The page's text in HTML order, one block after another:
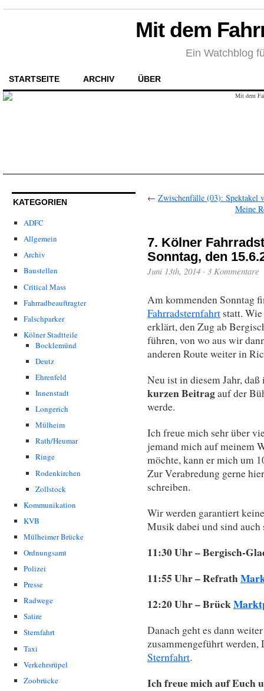
Mit dem
Ein Watchblog
STARTSEITE ARCHIV ÜBER
KATEGORIEN
ADFC
Allgemein
Archiv
Baustellen
Critical Mass
Fahrradbeauftragter
Falschparker
Kölner Stadtteile
Bocklemünd
Deutz
Ehrenfeld
Innenstadt
Longerich
Mülheim
Rath/Heumar
Ringe
Rodenkirchen
Zollstock
Kommunikation
KVB
Mülheimer Brücke
Ordnungsamt
Polizei
Presse
Radwege
Satire
Sternfahrt
Taxi
Verkehrsrüpel
Zoobrücke
← Zwischenfälle (03): Spektakel
Meine
7. Kölner
Sonntag, den
Juni 13th, 2014 · 3 Kommentare
Am kommenden Sonntag
Fahrradsternfahrt statt.
erklärt, den Zug ab
führen, von wo aus wir
anderen Route weiter in
Neu ist in diesem Jahr,
kurzen Beitragauf der
werde.
Ich freue mich sehr über
jemand mich auf meinem
möchte, kann er mich um
Zur Verabredung gerne
schreiben.
Wir werden garantiert
Musik dabei und sind
11:30 Uhr – Bergisch-
11:55 Uhr – Refrath
12:20 Uhr – Brück
Danach geht es dann
zusammengeführt
Sternfahrt.
Ich freue mich auf Euch